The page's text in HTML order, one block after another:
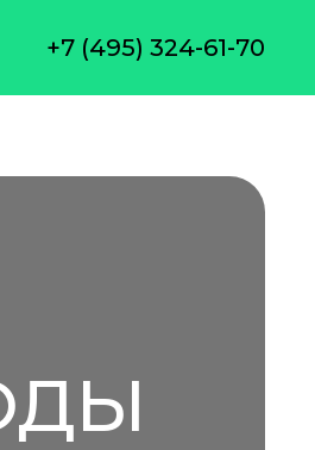
+7 (495) 324-61-70